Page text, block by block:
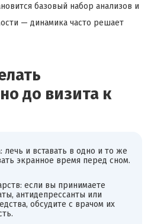
базовый набор анализов и
— динамика часто решает
до визита к
лечь и вставать в одно и то же
экранное время перед сном.
если вы принимаете
антидепрессанты или
обсудите с врачом их